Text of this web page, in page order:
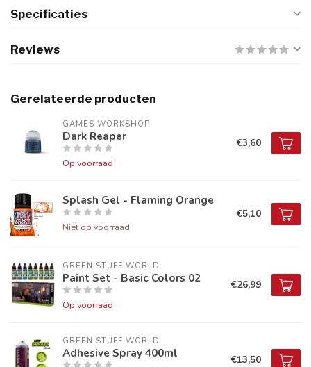
Specificaties
Reviews
Gerelateerde producten
GAMES WORKSHOP
Dark Reaper
Op voorraad
€3,60
Splash Gel - Flaming Orange
Niet op voorraad
€5,10
GREEN STUFF WORLD
Paint Set - Basic Colors 02
Op voorraad
€26,99
GREEN STUFF WORLD
Adhesive Spray 400ml €13,50